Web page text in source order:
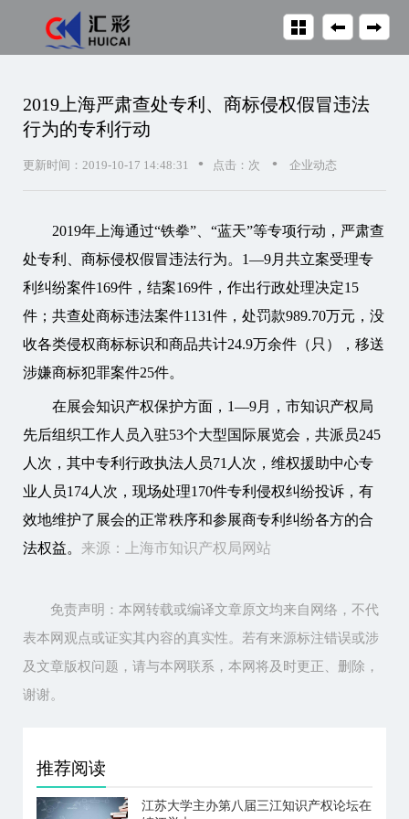
2019上海严肃查处专利、商标侵权假冒违法
行为的专利行动
更新时间：2019-10-17 14:48:31 • 点击： 次 • 企业动态
2019年上海通过“铁拳”、“蓝天”等专项行动，严肃查
处专利 商标侵权假冒违法行为。1—9月共立案受理专
利 纠纷案件169件，结案169件，作出行政处理决定15
件；共查处商标违法案件1131件，处罚款989.70万元，没
收各类侵权商标标识和商品共计24.9万余件（只），移送
涉嫌商标犯罪案件25件。
在展会知识产权保护方面，1—9月，市知识产权局
先后组织工作人员入驻53个大型国际展览会，共派员245
人次，其中专利 行政执法人员71人次，维权援助中心专
业人员174人次，现场处理170件专利 侵权纠纷投诉，有
效地维护了展会的正常秩序和参展商专利 纠纷各方的合
法权益。 来源：上海市知识产权局网站
免责声明：本网转载或编译文章原文均来自网络，不代
表本网观点或证实其内容的真实性。若有来源标注错误或涉
及文章版权问题，请与本网联系，本网将及时更正、删除，
谢谢。
推荐阅读
江苏大学主办第八届三江知识产权论坛在